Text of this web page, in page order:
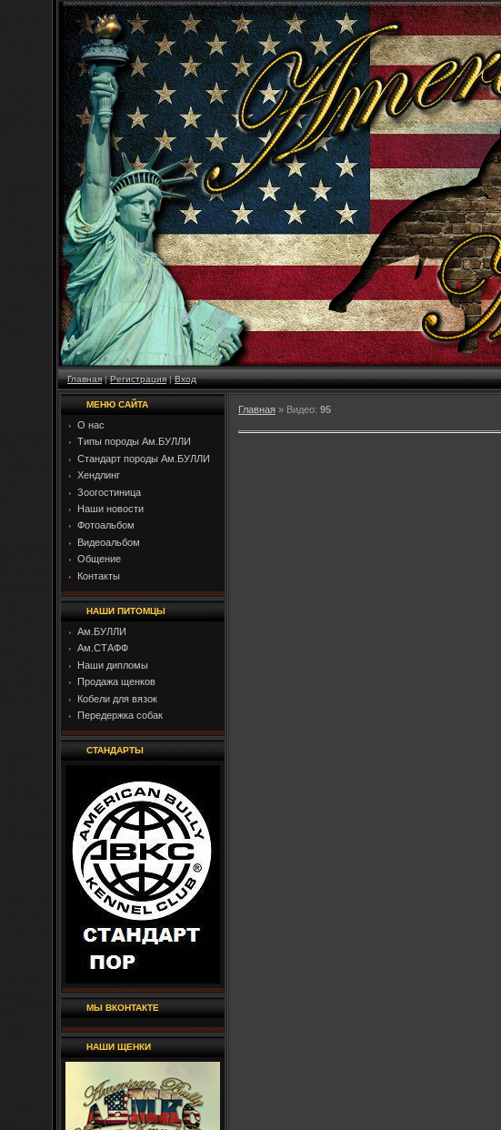
Главная|Регистрация|Вход
МЕНЮ САЙТА
О нас
Типы породы Ам.БУЛЛИ
Стандарт породы Ам.БУЛЛИ
Хендлинг
Зоогостиница
Наши новости
Фотоальбом
Видеоальбом
Общение
Контакты
НАШИ ПИТОМЦЫ
Ам.БУЛЛИ
Ам.СТАФФ
Наши дипломы
Продажа щенков
Кобели для вязок
Передержка собак
СТАНДАРТЫ
МЫ ВКОНТАКТЕ
НАШИ ЩЕНКИ
Главная » Видео: 95